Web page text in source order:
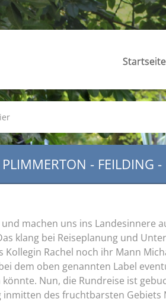
Startseite
PLIMMERTON - FEILDING -
machen uns ins Landesinnere
klang bei Reiseplanung und
Kollegin Rachel noch ihr Mann
dem oben genannten Label
Nun, die Rundreise ist
des fruchtbarsten Gebiets